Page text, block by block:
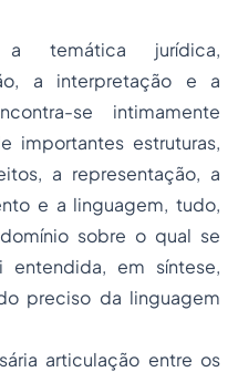
temática jurídica,
a interpretação e a
se intimamente
importantes estruturas,
a representação, a
e a linguagem, tudo,
sobre o qual se
em síntese,
preciso da linguagem
articulação entre os